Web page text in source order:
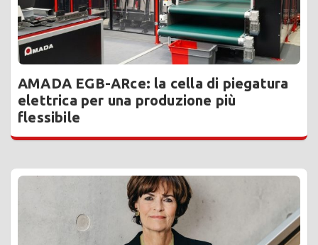
AMADA EGB-ARce: la cella di piegatura
elettrica per una produzione più
flessibile